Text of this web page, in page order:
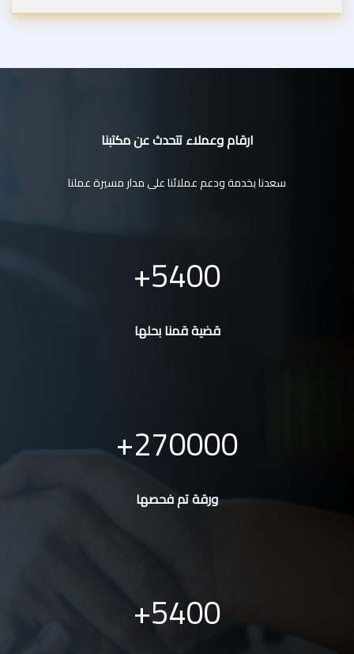
ارقام وعملاء تتحدث عن مكتبنا
سعدنا بخدمة ودعم عملائنا على مدار مسيرة عملنا
5400
قضية قمنا بحلها
270000
ورقة تم فحصها
5400